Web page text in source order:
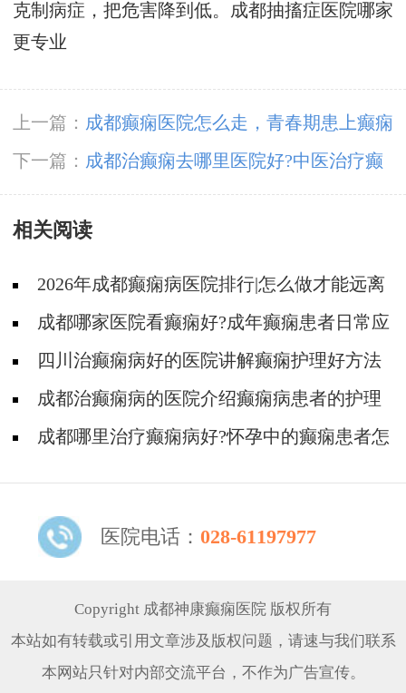
克制病症，把危害降到低。成都抽搐症医院哪家
更专业
上一篇： 成都癫痫医院怎么走，青春期患上癫痫
病能治疗好吗?
下一篇： ​成都治癫痫去哪里医院好?中医治疗癫
痫病靠谱吗?
相关阅读
2026年成都癫痫病医院排行|怎么做才能远离
癫痫？成都哪家医院看癫痫好?成年癫痫患者日常应
如何护理?
四川治癫痫病好的医院讲解癫痫护理好方法
有哪些?
成都治癫痫病的医院介绍癫痫病患者的护理
成都哪里治疗癫痫病好?怀孕中的癫痫患者怎
医院电话： 028-61197977
Copyright 成都神康癫痫医院 版权所有
本站如有转载或引用文章涉及版权问题，请速与我们联系
本网站只针对内部交流平台，不作为广告宣传。